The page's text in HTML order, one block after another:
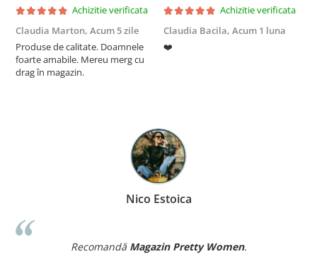
Achizitie verificata
Claudia Marton, Acum 5 zile
Produse de calitate. Doamnele
foarte amabile. Mereu merg cu
drag în magazin.
Achizitie verificata
Claudia Bacila, Acum 1 luna
❤️
Nico Estoica
Recomandă Magazin Pretty Women.